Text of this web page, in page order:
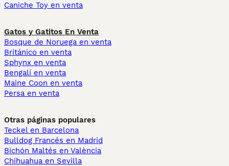
Caniche Toy en venta
Gatos y Gatitos En Venta
Bosque de Noruega en venta
Británico en venta
Sphynx en venta
Bengalí en venta
Maine Coon en venta
Persa en venta
Otras páginas populares
Teckel en Barcelona
Bulldog Francés en Madrid
Bichón Maltés en València
Chihuahua en Sevilla